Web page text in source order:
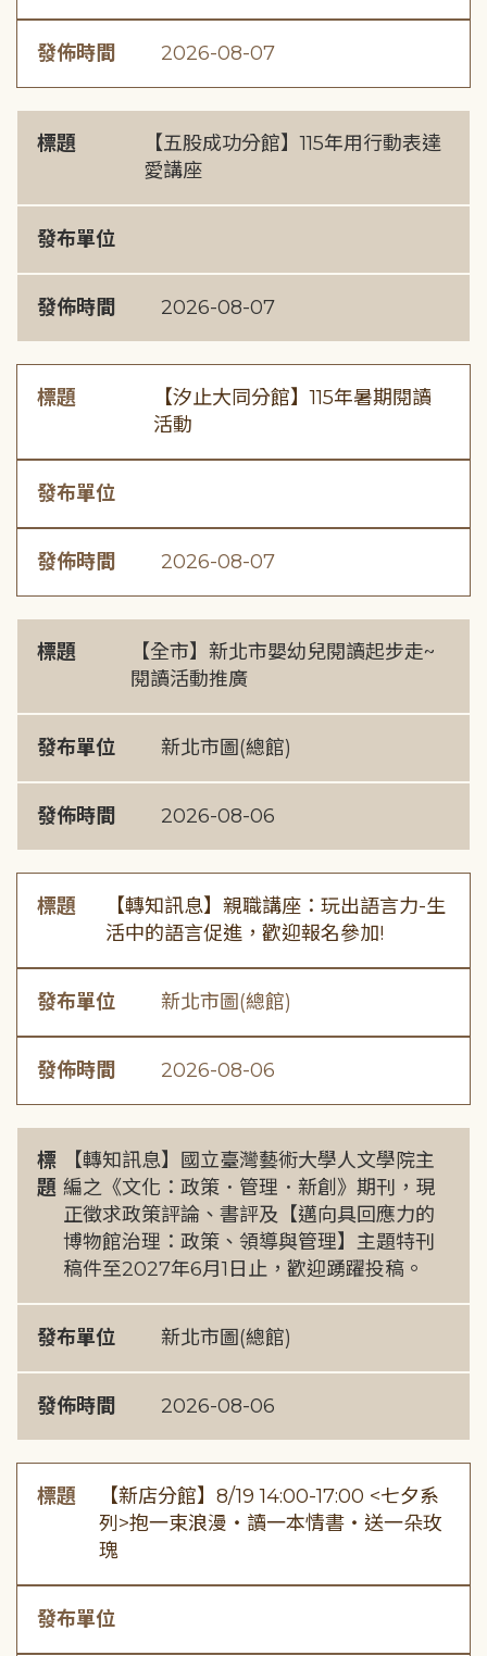
發佈時間 2026-08-07
標題
【五股成功分館】115年用行動表達
愛講座
發布單位
發佈時間 2026-08-07
標題
【汐止大同分館】115年暑期閱讀
活動
發布單位
發佈時間 2026-08-07
標題
【全市】新北市嬰幼兒閱讀起步走~
閱讀活動推廣
發布單位 新北市圖(總館)
發佈時間 2026-08-06
標題
【轉知訊息】親職講座：玩出語言力-生
活中的語言促進，歡迎報名參加!
發布單位 新北市圖(總館)
發佈時間 2026-08-06
標
題
【轉知訊息】國立臺灣藝術大學人文學院主
編之《文化：政策．管理．新創》期刊，現
正徵求政策評論、書評及【邁向具回應力的
博物館治理：政策、領導與管理】主題特刊
稿件至2027年6月1日止，歡迎踴躍投稿。
發布單位 新北市圖(總館)
發佈時間 2026-08-06
標題
【新店分館】8/19 14:00-17:00 <七夕系
列>抱一束浪漫・讀一本情書・送一朵玫
瑰
發布單位